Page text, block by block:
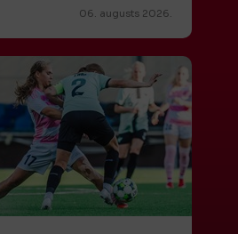
06. augusts 2026.